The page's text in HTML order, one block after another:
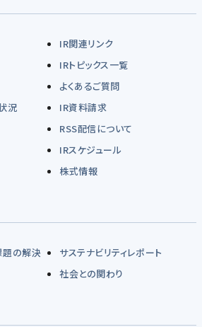
IR関連リンク
IRトピックス一覧
よくあるご質問
況
IR資料請求
RSS配信について
IRスケジュール
株式情報
題の解決
サステナビリティレポート
社会との関わり